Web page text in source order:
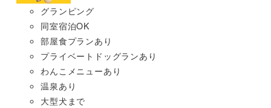
グランピング
同室宿泊OK
部屋食プランあり
プライベートドッグランあり
わんこメニューあり
温泉あり
大型犬まで